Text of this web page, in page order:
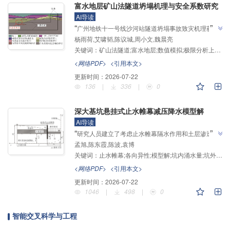
富水地层矿山法隧道坍塌机理与安全系数研究
AI导读
“广州地铁十一号线沙河站隧道坍塌事故致灾机理获揭
示，"拱顶的高水头差、拱顶围岩强度过低，支护不及
时和作为保护层的微风化含砾粉砂岩厚度不足是沙河站
1#横通道拱顶失稳的主要诱因"，研究团队构建了掌子
面失稳破坏机制并提出安全系数计算方法，为富水地层
矿山法隧道稳定性分析提供参考。
”
杨雨荷,艾啸韬,陈议城,周小文,魏晨亮
关键词： 矿山法隧道;富水地层;数值模拟;极限分析上限法;致灾因素;安全系数
<网络PDF> <引用本文>
更新时间： 2026-07-22
136
| 336 | 0
深大基坑悬挂式止水帷幕减压降水模型解
AI导读
“研究人员建立了考虑止水帷幕隔水作用和土层渗透系
数各向异性的减压降水模型，通过有限傅里叶变换、线
性变换、逆变换建立坑外水位降深与坑外流量的解析
解，为解决深大基坑减压降水优化设计提供解决方
案。”
”
孟旭,陈东霞,陈波,袁博
关键词： 止水帷幕;各向异性;模型解;坑内涌水量;坑外水位降深
<网络PDF> <引用本文>
更新时间： 2026-07-22
1046
| 498 | 0
智能交叉科学与工程